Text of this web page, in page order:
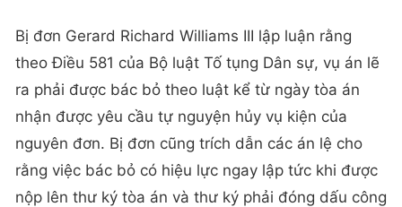
Bị đơn Gerard Richard Williams III lập luận rằng
theo Điều 581 của Bộ luật Tố tụng Dân sự, vụ án lẽ
ra phải được bác bỏ theo luật kể từ ngày tòa án
nhận được yêu cầu tự nguyện hủy vụ kiện của
nguyên đơn. Bị đơn cũng trích dẫn các án lệ cho
rằng việc bác bỏ có hiệu lực ngay lập tức khi được
nộp lên thư ký tòa án và thư ký phải đóng dấu công